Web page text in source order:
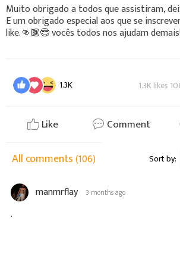
Muito obrigado a todos que assistiram,
E um obrigado especial aos que se
like.👊🏾😎 vocês todos nos ajudam
1.3K 1.3K likes
Like Comment
All comments(106) Sort by:
manmrflay 3 months ago
.